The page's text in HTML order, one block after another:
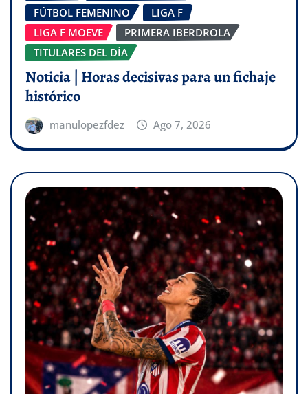
FÚTBOL FEMENINO
LIGA F
LIGA F MOEVE
PRIMERA IBERDROLA
TITULARES DEL DÍA
Noticia | Horas decisivas para un fichaje
histórico
manulopezfdez Ago 7, 2026